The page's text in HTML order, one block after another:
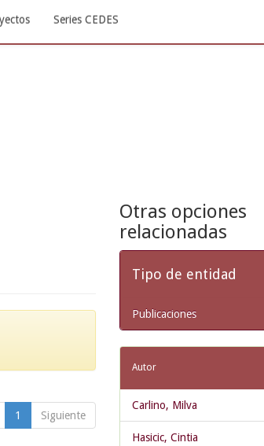
Series CEDES
1 Siguiente
Otras opciones
relacionadas
Tipo de entidad
Publicaciones
Autor
Carlino, Milva
Hasicic, Cintia